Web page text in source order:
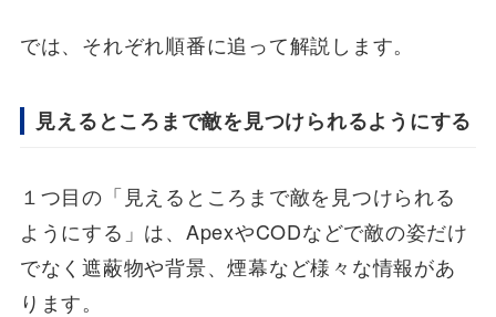
では、それぞれ順番に追って解説します。
見えるところまで敵を見つけられるようにする
１つ目の「見えるところまで敵を見つけられる
ようにする」は、ApexやCODなどで敵の姿だけ
でなく遮蔽物や背景、煙幕など様々な情報があ
ります。